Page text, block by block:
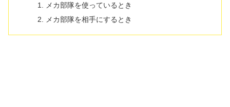
メカ部隊を使っているとき
メカ部隊を相手にするとき